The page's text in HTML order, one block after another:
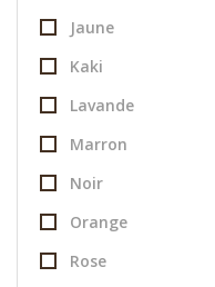
Jaune
Kaki
Lavande
Marron
Noir
Orange
Rose